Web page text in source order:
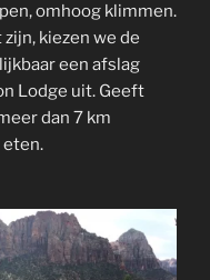
omhoog klimmen.
kiezen we de
een afslag
Lodge uit. Geeft
dan 7 km
eten.